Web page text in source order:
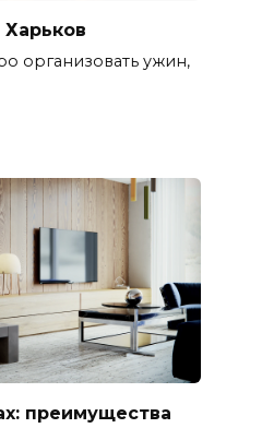
организовать ужин,
преимущества